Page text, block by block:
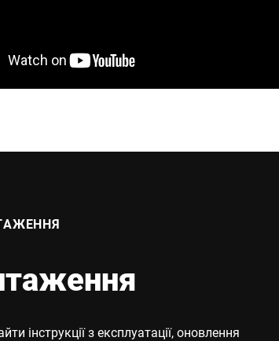
інструкції з експлуатації, оновлення